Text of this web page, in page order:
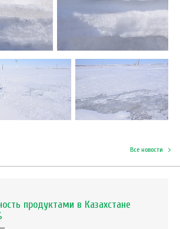
Все новости
продуктами в Казахстане